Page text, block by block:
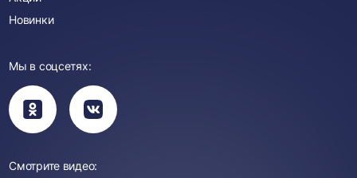
Новинки
Мы в соцсетях:
Вы
перейдете
в
группу
Вы
перейдете
в
группу
Смотрите видео: